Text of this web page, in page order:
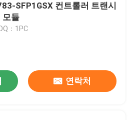
제출
SFP1GSX 컨트롤러 트랜시
모듈
：1PC
연락처